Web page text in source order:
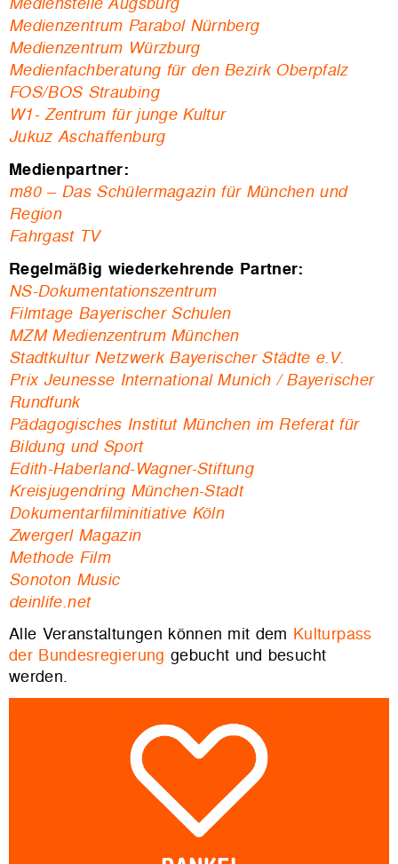
Medienzentrum Parabol Nürnberg
Medienzentrum Würzburg
Medienfachberatung für den Bezirk Oberpfalz
FOS/BOS Straubing
W1- Zentrum für junge Kultur
Jukuz Aschaffenburg
Medienpartner:
m80 –Das Schülermagazin für München und
Region
Fahrgast TV
Regelmäßig wiederkehrende Partner:
NS-Dokumentationszentrum
Filmtage Bayerischer Schulen
MZM Medienzentrum München
Stadtkultur Netzwerk Bayerischer Städte e.V.
Prix Jeunesse International Munich / Bayerischer
Rundfunk
Pädagogisches Institut München im Referat für
Bildung und Sport
Edith-Haberland-Wagner-Stiftung
Kreisjugendring München-Stadt
Dokumentarfilminitiative Köln
Zwergerl Magazin
Methode Film
Sonoton Music
deinlife.net
Alle Veranstaltungen können mit dem Kulturpass
der Bundesregierung gebucht und besucht
werden.